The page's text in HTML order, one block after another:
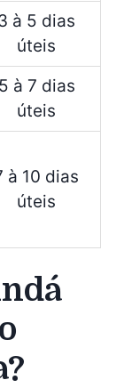
à 5 dias
úteis
5 à 7 dias
úteis
à 10 dias
úteis